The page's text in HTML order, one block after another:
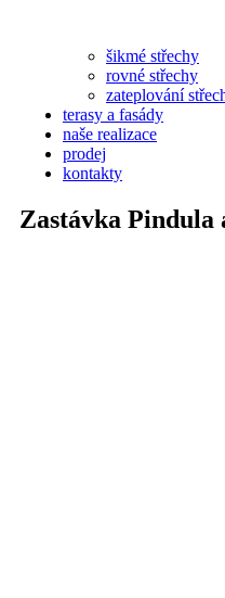
šikmé střechy
rovné střechy
zateplování
terasy a fasády
naše realizace
prodej
kontakty
Zastávka Pindula